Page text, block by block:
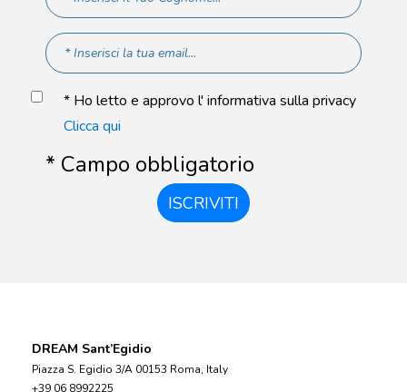
* Ho letto e approvo l' informativa sulla privacy
Clicca qui
* Campo obbligatorio
ISCRIVITI
DREAM Sant’Egidio
Piazza S. Egidio 3/A 00153 Roma, Italy
+39 06 8992225